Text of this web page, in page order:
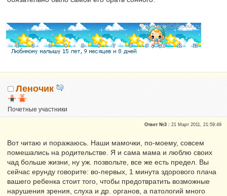
Леночик
Почетные участники
Ответ №3 :21 Март 2011, 21:59:49
Вот читаю и поражаюсь. Наши мамочки, по-моему, совсем
помешались на родительстве. Я и сама мама и люблю своих
чад больше жизни, ну уж. позвольте, все же есть предел. Вы
сейчас ерунду говорите: во-первых, 1 минута здорового плача
вашего ребенка стоит того, чтобы предотвратить возможные
нарушения зрения, слуха и др. органов, а патологий много